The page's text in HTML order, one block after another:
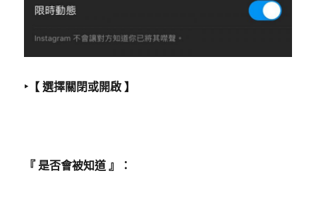
‣【 選擇關閉或開啟 】
『 是否會被知道 』：